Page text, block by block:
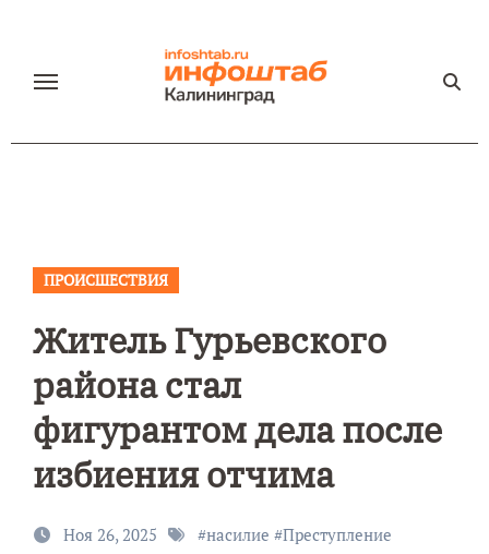
содержанию
ПРОИСШЕСТВИЯ
Житель Гурьевского
района стал
фигурантом дела после
избиения отчима
Ноя 26, 2025 #насилие #Преступление